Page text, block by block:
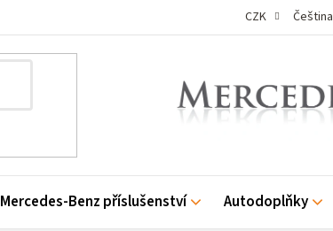
CZK Čeština
Mercedes-Benz příslušenství Autodoplňky